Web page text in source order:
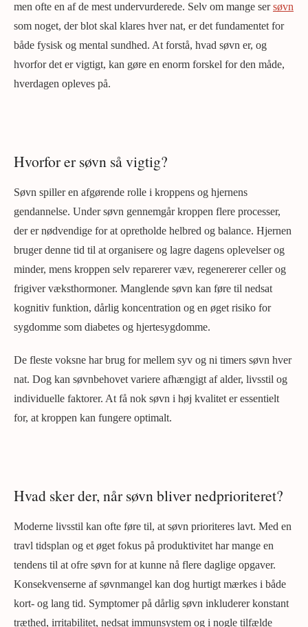
men ofte en af de mest undervurderede. Selv om mange sersøvn
som noget, der blot skal klares hver nat, er det fundamentet for
både fysisk og mental sundhed. At forstå, hvad søvn er, og
hvorfor det er vigtigt, kan gøre en enorm forskel for den måde,
hverdagen opleves på.
Hvorfor er søvn så vigtig?
Søvn spiller en afgørende rolle i kroppens og hjernens
gendannelse. Under søvn gennemgår kroppen flere processer,
der er nødvendige for at opretholde helbred og balance. Hjernen
bruger denne tid til at organisere og lagre dagens oplevelser og
minder, mens kroppen selv reparerer væv, regenererer celler og
frigiver væksthormoner. Manglende søvn kan føre til nedsat
kognitiv funktion, dårlig koncentration og en øget risiko for
sygdomme som diabetes og hjertesygdomme.
De fleste voksne har brug for mellem syv og ni timers søvn hver
nat. Dog kan søvnbehovet variere afhængigt af alder, livsstil og
individuelle faktorer. At få nok søvn i høj kvalitet er essentielt
for, at kroppen kan fungere optimalt.
Hvad sker der, når søvn bliver nedprioriteret?
Moderne livsstil kan ofte føre til, at søvn prioriteres lavt. Med en
travl tidsplan og et øget fokus på produktivitet har mange en
tendens til at ofre søvn for at kunne nå flere daglige opgaver.
Konsekvenserne af søvnmangel kan dog hurtigt mærkes i både
kort- og lang tid. Symptomer på dårlig søvn inkluderer konstant
træthed, irritabilitet, nedsat immunsystem og i nogle tilfælde